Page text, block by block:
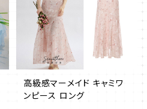
高級感マーメイド キャミワ
ンピース ロング